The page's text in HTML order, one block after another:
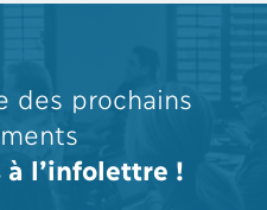
des prochains
à l’infolettre !